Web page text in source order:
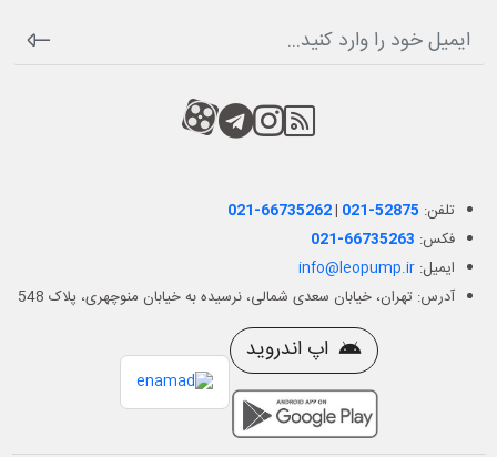
RSS
کانال آپارات
کانال تلگرام
کانال آپارات
تلفن: 021-66735262| 021-52875
فکس: 021-66735263
ایمیل:info@leopump.ir
آدرس: تهران، خیابان سعدی شمالی، نرسیده به خیابان منوچهری، پلاک 548
اپ اندروید